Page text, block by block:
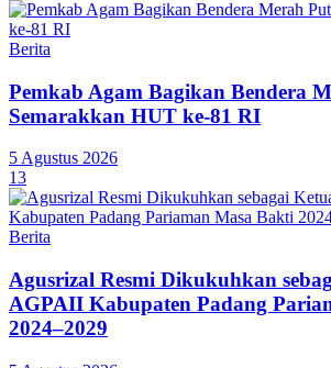
Berita
Pemkab Agam Bagikan Bendera
Semarakkan HUT ke-81 RI
5 Agustus 2026
13
Berita
Agusrizal Resmi Dikukuhkan
AGPAII Kabupaten Padang
2024–2029